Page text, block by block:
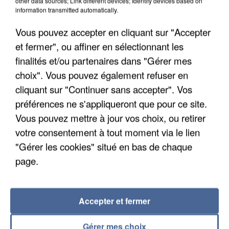
APRÈS TOUTES CES CANICULES, LES REFUGES
DE FAUNE SAUVAGE SONT...
information transmitted automatically.
Vous pouvez accepter en cliquant sur "Accepter
et fermer", ou affiner en sélectionnant les
finalités et/ou partenaires dans "Gérer mes
choix". Vous pouvez également refuser en
cliquant sur "Continuer sans accepter". Vos
préférences ne s'appliqueront que pour ce site.
Vous pouvez mettre à jour vos choix, ou retirer
votre consentement à tout moment via le lien
"Gérer les cookies" situé en bas de chaque
page.
Gérer mes choix
Accepter et fermer